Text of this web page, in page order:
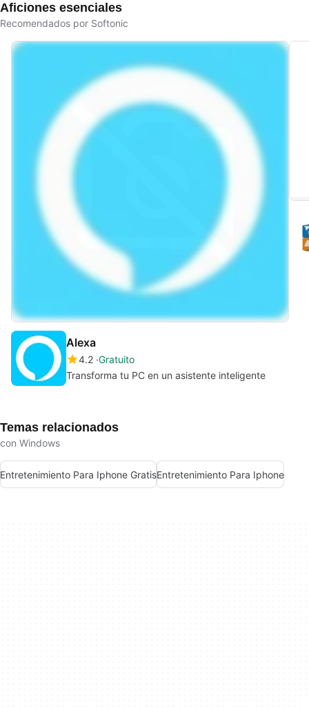
Aficiones esenciales
Recomendados por Softonic
Alexa
4.2 Gratuito
Transforma tu PC en un asistente inteligente
Temas relacionados
con Windows
Entretenimiento Para Iphone GratisEntretenimiento Para Iphone